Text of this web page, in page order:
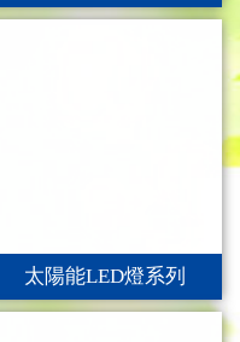
太陽能LED燈系列